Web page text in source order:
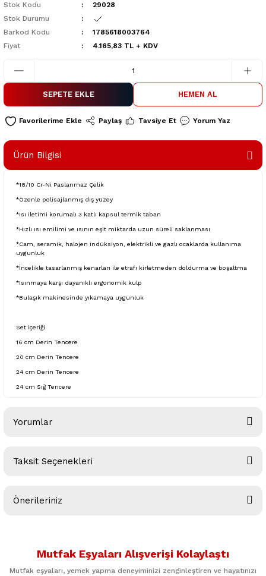
Stok Kodu
29028
Stok Durumu
Barkod Kodu
1785618003764
Fiyat
4.165,83 TL + KDV
SEPETE EKLE HEMEN AL
Paylaş Tavsiye Et Yorum Yaz
Ürün Bilgisi
*18/10 Cr-Ni Paslanmaz Çelik
*Özenle polisajlanmış dış yüzey
*Isı iletimi korumalı 3 katlı kapsül termik taban
*Hızlı ısı emilimi ve ısının eşit miktarda uzun süreli saklanması
*Cam, seramik, halojen indüksiyon, elektrikli ve gazlı ocaklarda kullanıma
uygunluk
*İncelikle tasarlanmış kenarları ile etrafı kirletmeden doldurma ve boşaltma
*Isınmaya karşı dayanıklı ergonomik kulp
*Bulaşık makinesinde yıkamaya uygunluk
Set içeriği
16 cm Derin Tencere
20 cm Derin Tencere
24 cm Derin Tencere
24 cm Sığ Tencere
Yorumlar
Taksit Seçenekleri
Önerileriniz
kullanarak tarafımıza iletebilirsiniz.
Mutfak Eşyaları Alışverişi Kolaylaştı
Mutfak eşyaları, yemek yapma deneyiminizi zenginleştiren ve hayatınızı